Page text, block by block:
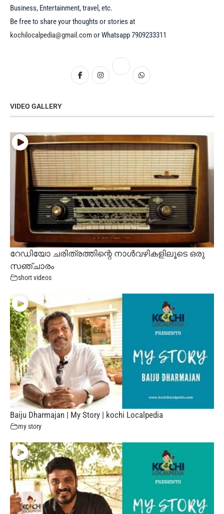
Business, Entertainment, travel, etc.
Be free to share your thoughts or stories at
kochilocalpedia@gmail.comor Whatsapp 7909233311
VIDEO GALLERY
റേഡിയോ ചരിത്രത്തിന്റെ നാൾവഴികളിലൂടെ ഒരു
സഞ്ചാരം
short videos
Baiju Dharmajan | My Story | kochi Localpedia
my story